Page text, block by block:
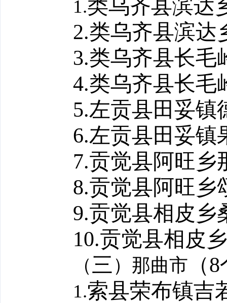
1.类乌齐县滨达
2.类乌齐县滨达
3.类乌齐县长毛
4.类乌齐县长毛
5.左贡县田妥镇
6.左贡县田妥镇
7.贡觉县阿旺乡
8.贡觉县阿旺乡
9.贡觉县相皮乡
10.贡觉县相皮
（三 ）那曲市 （8
1.索县荣布镇吉